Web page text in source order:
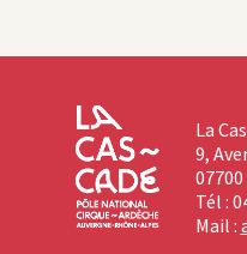
La
9,
Tél :
Mail :